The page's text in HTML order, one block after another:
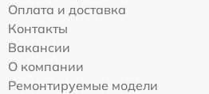
Оплата и доставка
Контакты
Вакансии
О компании
Ремонтируемые модели